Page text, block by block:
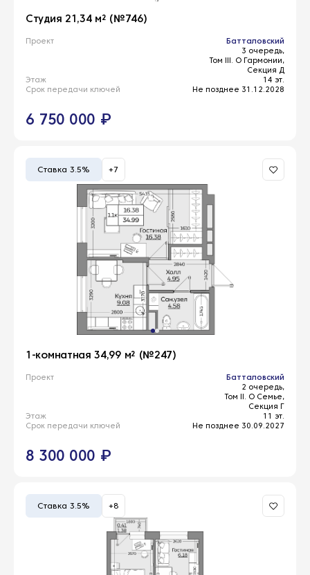
Студия 21,34 м² (№746)
Проект
Батталовский
3 очередь,
Том III. О Гармонии,
Секция Д
Этаж
14 эт.
Срок передачи ключей
Не позднее 31.12.2028
6 750 000 ₽
Ставка 3.5% +7
1-комнатная 34,99 м² (№247)
Проект
Батталовский
2 очередь,
Том II. О Семье,
Секция Г
Этаж
11 эт.
Срок передачи ключей
Не позднее 30.09.2027
8 300 000 ₽
Ставка 3.5% +8